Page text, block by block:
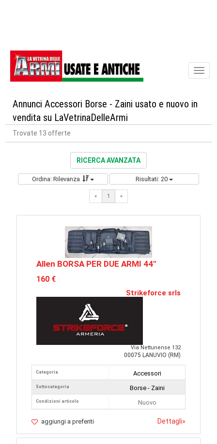
Annunci Accessori Borse - Zaini usato e nuovo in
vendita su LaVetrinaDelleArmi
Trovate 13 offerte
RICERCA AVANZATA
Ordina: Rilevanza Risultati: 20
« 1 «
Allen BORSA PER DUE ARMI 44"
160 €
Strikeforce srls
Via Nettunense 132
00075 LANUVIO (RM)
Categoria
Sottocategoria
Condizioni articolo
Accessori
Borse - Zaini
Nuovo
aggiungi a preferiti Dettagli»